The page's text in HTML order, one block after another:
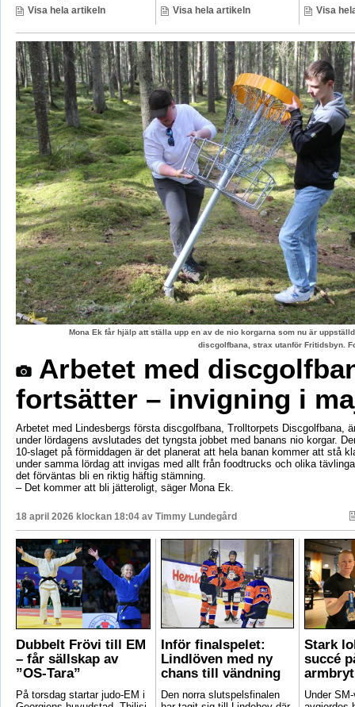
Visa hela artikeln Visa hela artikeln Visa
Mona Ek får hjälp att ställa upp en av de nio korgarna som nu är
discgolfbana, strax utanför Fritidsbyn.
Arbetet med
fortsätter – invigning i
Arbetet med Lindesbergs första discgolfbana, Trolltorpets Discgolfbana,
under lördagens avslutades det tyngsta jobbet med banans nio korgar.
10-slaget på förmiddagen är det planerat att hela banan kommer att stå
under samma lördag att invigas med allt från foodtrucks och olika
det förväntas bli en riktig häftig stämning.
– Det kommer att bli jätteroligt, säger Mona Ek.
18 april 2026 klockan 18:04 av Timmy Lundegård
Dubbelt Frövi till EM
– får sällskap av
”OS-Tara”
På torsdag startar judo-EM i
Inför finalspelet:
Lindlöven med ny
chans till vändning
Den norra slutspelsfinalen
Stark
succé
Under